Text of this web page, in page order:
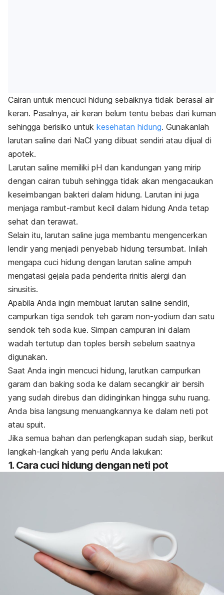
Cairan untuk mencuci hidung sebaiknya tidak berasal air
keran. Pasalnya, air keran belum tentu bebas dari kuman
sehingga berisiko untuk kesehatan hidung. Gunakanlah
larutan saline dari NaCl yang dibuat sendiri atau dijual di
apotek.
Larutan saline memiliki pH dan kandungan yang mirip
dengan cairan tubuh sehingga tidak akan mengacaukan
keseimbangan bakteri dalam hidung. Larutan ini juga
menjaga rambut-rambut kecil dalam hidung Anda tetap
sehat dan terawat.
Selain itu, larutan saline juga membantu mengencerkan
lendir yang menjadi penyebab hidung tersumbat. Inilah
mengapa cuci hidung dengan larutan saline ampuh
mengatasi gejala pada penderita rinitis alergi dan
sinusitis.
Apabila Anda ingin membuat larutan saline sendiri,
campurkan tiga sendok teh garam non-yodium dan satu
sendok teh soda kue. Simpan campuran ini dalam
wadah tertutup dan toples bersih sebelum saatnya
digunakan.
Saat Anda ingin mencuci hidung, larutkan campurkan
garam dan baking soda ke dalam secangkir air bersih
yang sudah direbus dan didinginkan hingga suhu ruang.
Anda bisa langsung menuangkannya ke dalam neti pot
atau spuit.
Jika semua bahan dan perlengkapan sudah siap, berikut
langkah-langkah yang perlu Anda lakukan:
1. Cara cuci hidung dengan neti pot